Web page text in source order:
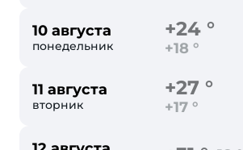
10 августа
понедельник
+24 °
+18 °
11 августа
вторник
+27 °
+17 °